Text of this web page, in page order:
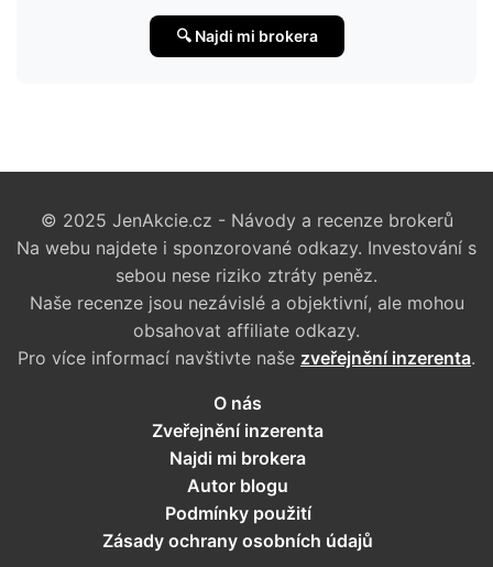
🔍 Najdi mi brokera
© 2025 JenAkcie.cz - Návody a recenze brokerů
Na webu najdete i sponzorované odkazy. Investování s
sebou nese riziko ztráty peněz.
Naše recenze jsou nezávislé a objektivní, ale mohou
obsahovat affiliate odkazy.
Pro více informací navštivte naše zveřejnění inzerenta.
O nás
Zveřejnění inzerenta
Najdi mi brokera
Autor blogu
Podmínky použití
Zásady ochrany osobních údajů